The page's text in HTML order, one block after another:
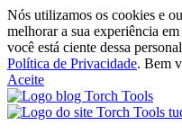
Nós utilizamos os cookies e
melhorar a sua experiência
você está ciente dessa
Política de Privacidade. Bem
Aceite